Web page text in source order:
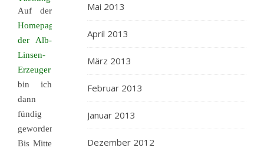
Auf der
Homepage
der Alb-
Linsen-
Erzeuger
bin ich
dann
fündig
geworden.
Bis Mitte
Mai 2013
April 2013
März 2013
Februar 2013
Januar 2013
Dezember 2012